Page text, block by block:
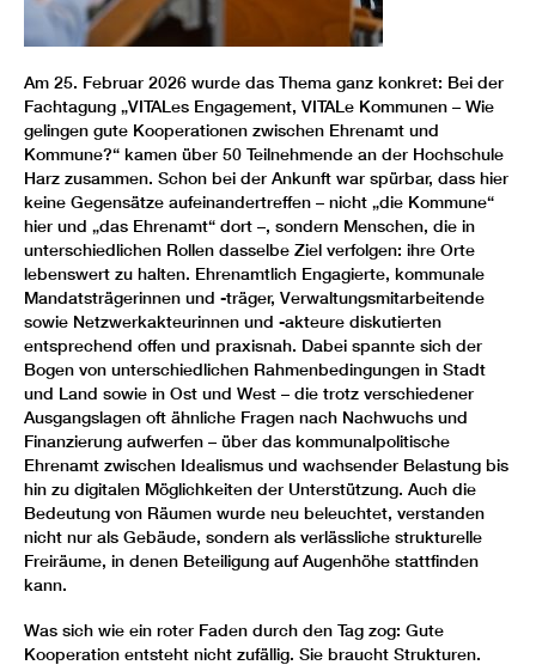
Am 25. Februar 2026 wurde das Thema ganz konkret: Bei der
Fachtagung „VITALes Engagement, VITALe Kommunen – Wie
gelingen gute Kooperationen zwischen Ehrenamt und
Kommune?“ kamen über 50 Teilnehmende an der Hochschule
Harz zusammen. Schon bei der Ankunft war spürbar, dass hier
keine Gegensätze aufeinandertreffen – nicht „die Kommune“
hier und „das Ehrenamt“ dort –, sondern Menschen, die in
unterschiedlichen Rollen dasselbe Ziel verfolgen: ihre Orte
lebenswert zu halten. Ehrenamtlich Engagierte, kommunale
Mandatsträgerinnen und -träger, Verwaltungsmitarbeitende
sowie Netzwerkakteurinnen und -akteure diskutierten
entsprechend offen und praxisnah. Dabei spannte sich der
Bogen von unterschiedlichen Rahmenbedingungen in Stadt
und Land sowie in Ost und West – die trotz verschiedener
Ausgangslagen oft ähnliche Fragen nach Nachwuchs und
Finanzierung aufwerfen – über das kommunalpolitische
Ehrenamt zwischen Idealismus und wachsender Belastung bis
hin zu digitalen Möglichkeiten der Unterstützung. Auch die
Bedeutung von Räumen wurde neu beleuchtet, verstanden
nicht nur als Gebäude, sondern als verlässliche strukturelle
Freiräume, in denen Beteiligung auf Augenhöhe stattfinden
kann.
Was sich wie ein roter Faden durch den Tag zog: Gute
Kooperation entsteht nicht zufällig. Sie braucht Strukturen.